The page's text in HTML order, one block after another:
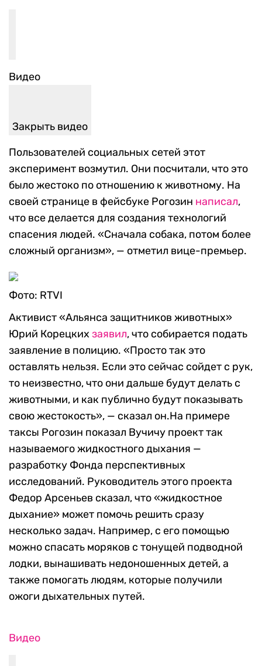
Видео
Закрыть видео
Пользователей социальных сетей этот
эксперимент возмутил. Они посчитали, что это
было жестоко по отношению к животному. На
своей странице в фейсбуке Рогозин написал,
что все делается для создания технологий
спасения людей. «Сначала собака, потом более
сложный организм», — отметил вице-премьер.
Фото: RTVI
Активист «Альянса защитников животных»
Юрий Корецких заявил, что собирается подать
заявление в полицию. «Просто так это
оставлять нельзя. Если это сейчас сойдет с рук,
то неизвестно, что они дальше будут делать с
животными, и как публично будут показывать
свою жестокость», — сказал он.На примере
таксы Рогозин показал Вучичу проект так
называемого жидкостного дыхания —
разработку Фонда перспективных
исследований. Руководитель этого проекта
Федор Арсеньев сказал, что «жидкостное
дыхание» может помочь решить сразу
несколько задач. Например, с его помощью
можно спасать моряков с тонущей подводной
лодки, вынашивать недоношенных детей, а
также помогать людям, которые получили
ожоги дыхательных путей.
Видео